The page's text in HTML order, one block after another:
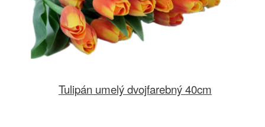
Tulipán umelý dvojfarebný 40cm